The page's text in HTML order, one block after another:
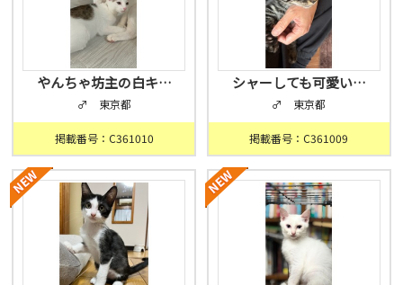
やんちゃ坊主の白キ…
♂ 東京都
掲載番号：C361010
シャーしても可愛い…
♂ 東京都
掲載番号：C361009